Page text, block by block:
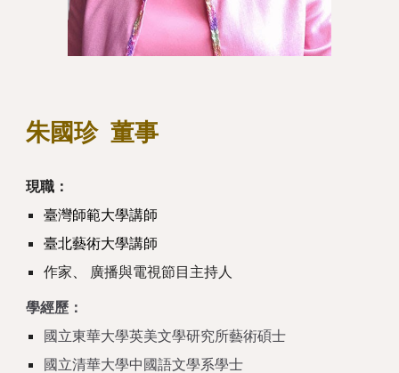
朱國珍董事
現職：
臺灣師範大學講師
臺北藝術大學講師
作家 廣播與電視節目主持人
學經歷：
國立東華大學英美文學研究所藝術碩士
國立清華大學中國語文學系學士